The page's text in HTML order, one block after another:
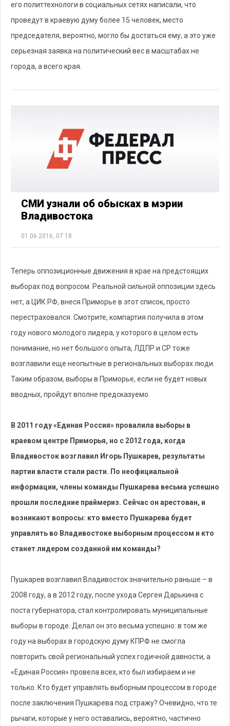
его политтехнологи в социальных сетях написали, что
проведут в краевую думу более 15 человек, место
председателя, вероятно, могло бы достаться ему, а это уже
серьезная заявка на политический вес в масштабах не
города, а всего края.
СМИ узнали об обысках в мэрии
Владивостока
01.06.2016, 07:18
Теперь оппозиционные движения в крае на предстоящих
выборах под вопросом. Реальной сильной оппозиции здесь
нет, а ЦИК РФ, внеся Приморье в этот список, просто
перестраховался. Смотрите, компартия получила в этом
году нового молодого лидера, у которого в целом есть
понимание, но нет большого опыта, ЛДПР и СР тоже
возглавили еще неопытные в региональных выборах люди.
Таким образом, выборы в Приморье, если не будет новых
вводных, пройдут вполне предсказуемо.
В 2011 году «Единая Россия» провалила выборы в
краевом центре Приморья, но с 2012 года, когда
Владивосток возглавил Игорь Пушкарев, результаты
партии власти стали расти. По неофициальной
информации, члены команды Пушкарева весьма успешно
прошли последние праймериз. Сейчас он арестован, и
возникают вопросы: кто вместо Пушкарева будет
управлять во Владивостоке выборным процессом и кто
станет лидером созданной им команды?
Пушкарев возглавил Владивосток значительно раньше – в
2008 году, а в 2012 году, после ухода Сергея Дарькина с
поста губернатора, стал контролировать муниципальные
выборы в городе. Делал он это весьма успешно: в том же
году на выборах в городскую думу КПРФ не смогла
повторить свой региональный успех годичной давности, а
«Единая Россия» провела всех, кто был избираем и не
только. Кто будет управлять выборным процессом в городе
после заключения Пушкарева под стражу? Очевидно, что те
рычаги, которые у него оставались, вероятно, частично